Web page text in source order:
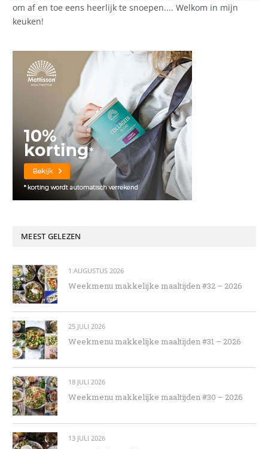
om af en toe eens heerlijk te snoepen.... Welkom in mijn
keuken!
MEEST GELEZEN
1 AUGUSTUS 2026
Weekmenu makkelijke maaltijden #32 – 2026
25 JULI 2026
Weekmenu makkelijke maaltijden #31 – 2026
18 JULI 2026
Weekmenu makkelijke maaltijden #30 – 2026
13 JULI 2026